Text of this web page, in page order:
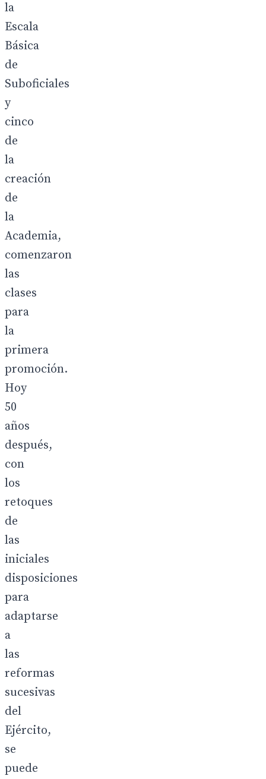
la
Escala
Básica
de
Suboficiales
y
cinco
de
la
creación
de
la
Academia,
comenzaron
las
clases
para
la
primera
promoción.
Hoy
50
años
después,
con
los
retoques
de
las
iniciales
disposiciones
para
adaptarse
a
las
reformas
sucesivas
del
Ejército,
se
puede